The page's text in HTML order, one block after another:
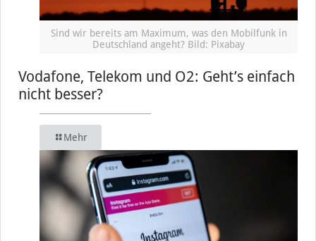
Sind wir bereits am Maximum, was den Mobilfunk in
Deutschland angeht? Bild: Pixabay
Vodafone, Telekom und O2: Geht’s einfach
nicht besser?
Mehr